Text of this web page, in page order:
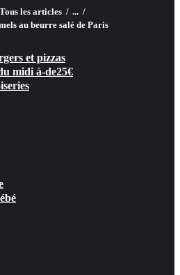
Tous les articles
...
au beurre salé de Paris
et pizzas
midi à-de25€